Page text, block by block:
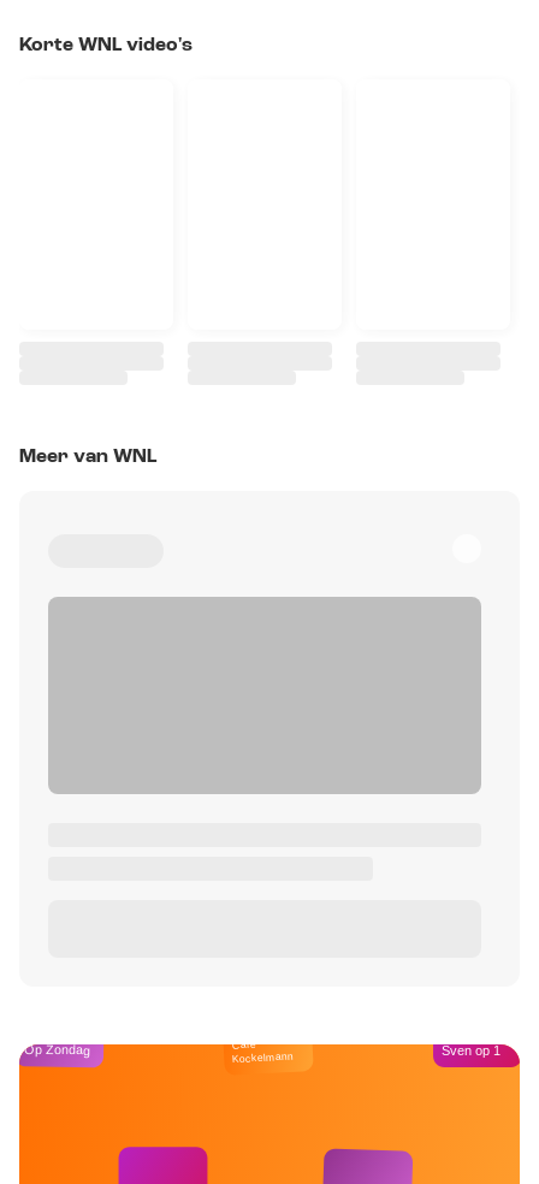
Korte WNL video's
Meer van WNL
Op Zondag Café
Kockelmann Sven op 1